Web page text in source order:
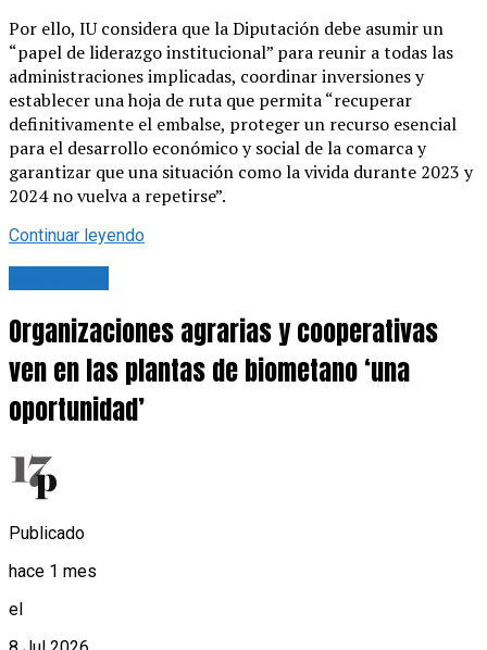
Por ello, IU considera que la Diputación debe asumir un
“papel de liderazgo institucional” para reunir a todas las
administraciones implicadas, coordinar inversiones y
establecer una hoja de ruta que permita “recuperar
definitivamente el embalse, proteger un recurso esencial
para el desarrollo económico y social de la comarca y
garantizar que una situación como la vivida durante 2023 y
2024 no vuelva a repetirse”.
Continuar leyendo
Organizaciones agrarias y cooperativas
ven en las plantas de biometano ‘una
oportunidad’
Publicado
hace 1 mes
el